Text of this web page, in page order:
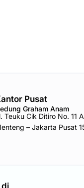
Pusat
Graham Anam
Teuku Cik Ditiro No. 11
– Jakarta Pusat